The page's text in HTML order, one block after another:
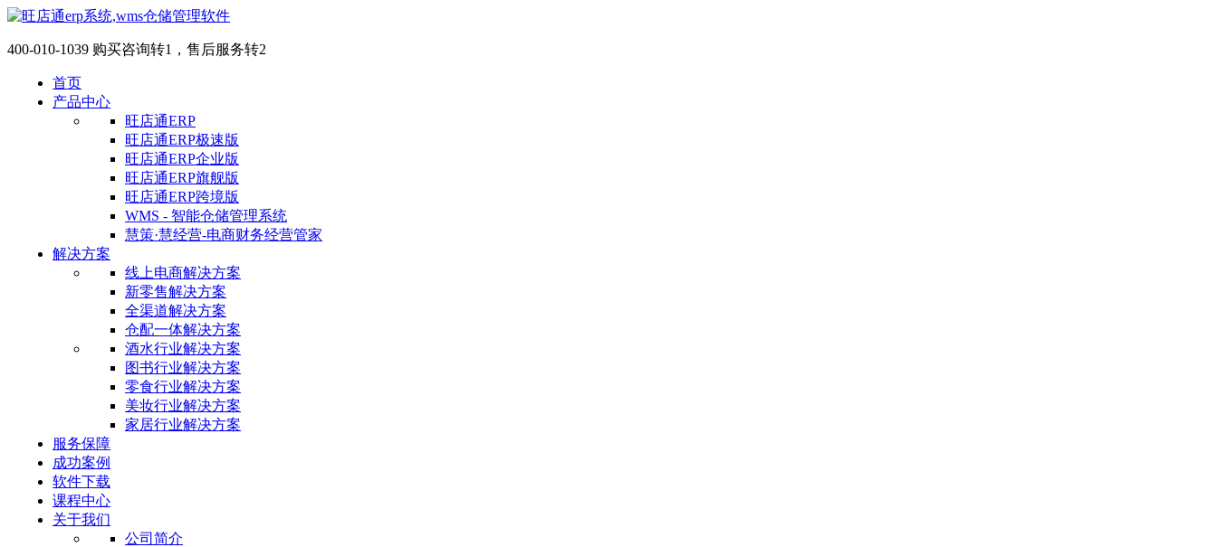
400-010-1039 购买咨询转1，售后服务转2
首页
产品中心
旺店通ERP
旺店通ERP极速版
旺店通ERP企业版
旺店通ERP旗舰版
旺店通ERP跨境版
WMS - 智能仓储管理系统
慧策·慧经营-电商财务经营管家
解决方案
线上电商解决方案
新零售解决方案
全渠道解决方案
仓配一体解决方案
酒水行业解决方案
图书行业解决方案
零食行业解决方案
美妆行业解决方案
家居行业解决方案
服务保障
成功案例
软件下载
课程中心
关于我们
公司简介